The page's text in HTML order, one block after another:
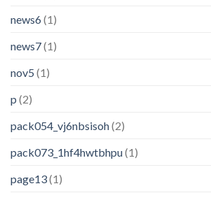
news6(1)
news7(1)
nov5 (1)
p (2)
pack054_vj6nbsisoh(2)
pack073_1hf4hwtbhpu(1)
page13(1)